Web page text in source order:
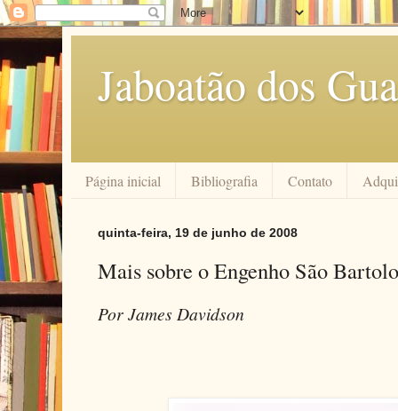
Jaboatão dos
Página inicial Bibliografia Contato
quinta-feira, 19 de junho de 2008
Mais sobre o Engenho São
Por James Davidson